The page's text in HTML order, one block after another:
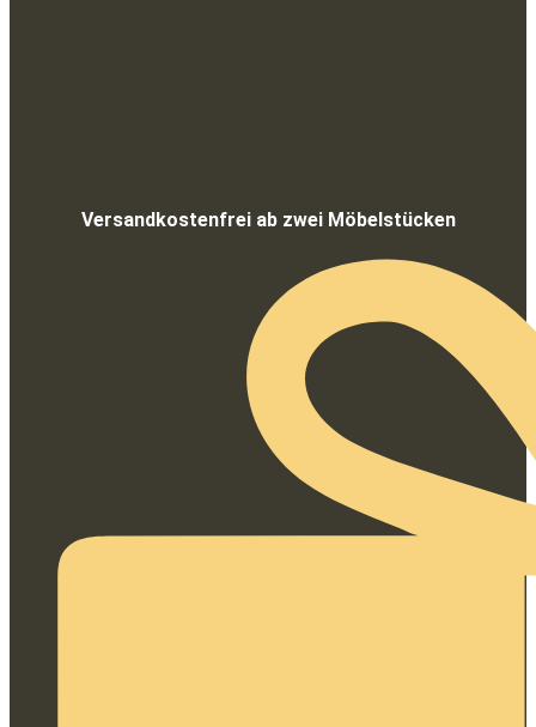
Versandkostenfrei ab zwei Möbelstücken